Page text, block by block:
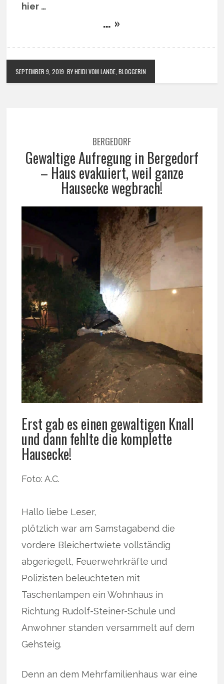
hier …
… »
SEPTEMBER 9, 2019 BY HEIDI VOM LANDE, BLOGGERIN
BERGEDORF
Gewaltige Aufregung in Bergedorf
– Haus evakuiert, weil ganze
Hausecke wegbrach!
Erst gab es einen gewaltigen Knall
und dann fehlte die komplette
Hausecke!
Foto: A.C.
Hallo liebe Leser,
plötzlich war am Samstagabend die
vordere Bleichertwiete vollständig
abgeriegelt, Feuerwehrkräfte und
Polizisten beleuchteten mit
Taschenlampen ein Wohnhaus in
Richtung Rudolf-Steiner-Schule und
Anwohner standen versammelt auf dem
Gehsteig.
Denn an dem Mehrfamilienhaus war eine